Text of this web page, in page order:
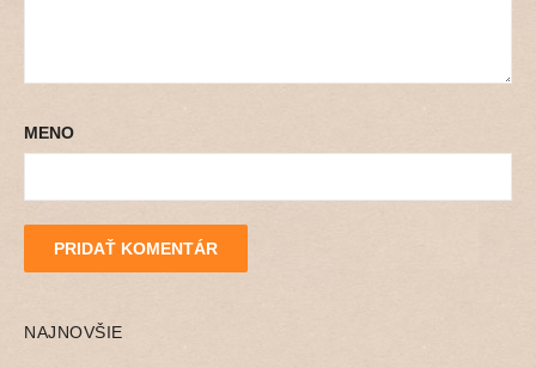
MENO
NAJNOVŠIE